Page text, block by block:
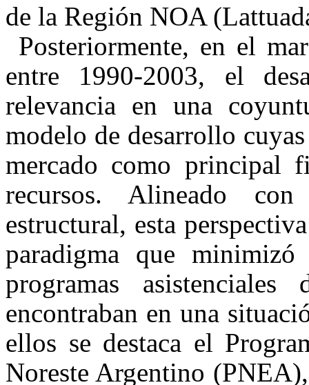
de la Región NOA
Posteriormente, en el
entre 1990-2003, el
relevancia en una
modelo de desarrollo
mercado como principal
recursos. Alineado
estructural, esta
paradigma que
programas
encontraban en una
ellos se destaca el
Noreste Argentino